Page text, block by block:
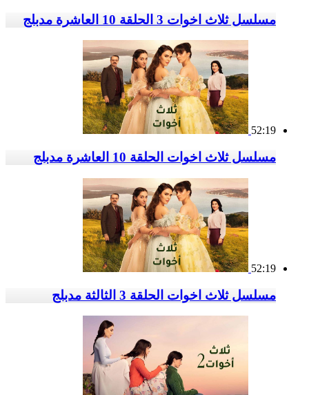
مسلسل ثلاث اخوات 3 الحلقة 10 العاشرة مدبلج
52:19
مسلسل ثلاث اخوات الحلقة 10 العاشرة مدبلج
52:19
مسلسل ثلاث اخوات الحلقة 3 الثالثة مدبلج